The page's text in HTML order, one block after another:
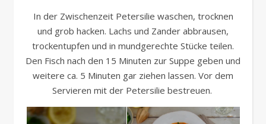
In der Zwischenzeit Petersilie waschen, trocknen
und grob hacken. Lachs und Zander abbrausen,
trockentupfen und in mundgerechte Stücke teilen.
Den Fisch nach den 15 Minuten zur Suppe geben und
weitere ca. 5 Minuten gar ziehen lassen. Vor dem
Servieren mit der Petersilie bestreuen.